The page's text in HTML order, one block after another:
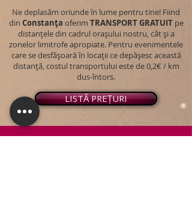
Ne deplasăm oriunde în lume pentru tine! Fiind
din Constanța oferim TRANSPORTGRATUITpe
distanțele din cadrul orașului nostru, cât și a
zonelor limitrofe apropiate. Pentru evenimentele
care se desfășoară în locații ce depășesc această
distanță, costul transportului este de 0,2€ / km
dus-întors.
LISTĂ PREȚURI